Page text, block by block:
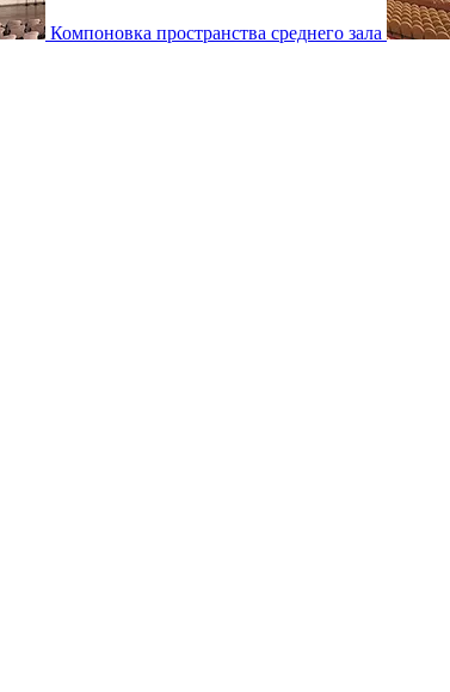
Компоновка пространства среднего зала